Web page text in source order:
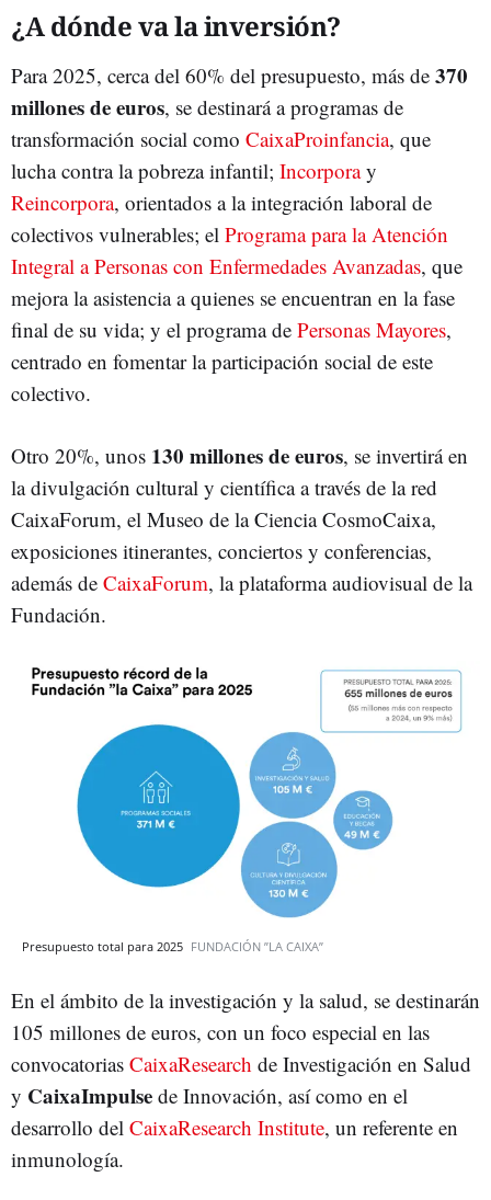
¿A dónde va la inversión?
Para 2025, cerca del 60% del presupuesto, más de 370
millones de euros, se destinará a programas de
transformación social como CaixaProinfancia, que
lucha contra la pobreza infantil; Incorporay
Reincorpora, orientados a la integración laboral de
colectivos vulnerables; el Programa para la Atención
Integral a Personas con Enfermedades Avanzadas, que
mejora la asistencia a quienes se encuentran en la fase
final de su vida; y el programa de Personas Mayores,
centrado en fomentar la participación social de este
colectivo.
Otro 20%, unos 130 millones de euros, se invertirá en
la divulgación cultural y científica a través de la red
CaixaForum, el Museo de la Ciencia CosmoCaixa,
exposiciones itinerantes, conciertos y conferencias,
además de CaixaForum, la plataforma audiovisual de la
Fundación.
Presupuesto total para 2025 FUNDACIÓN ”LA CAIXA”
En el ámbito de la investigación y la salud, se destinarán
105 millones de euros, con un foco especial en las
convocatorias CaixaResearch de Investigación en Salud
y CaixaImpulse de Innovación, así como en el
desarrollo del CaixaResearch Institute, un referente en
inmunología.